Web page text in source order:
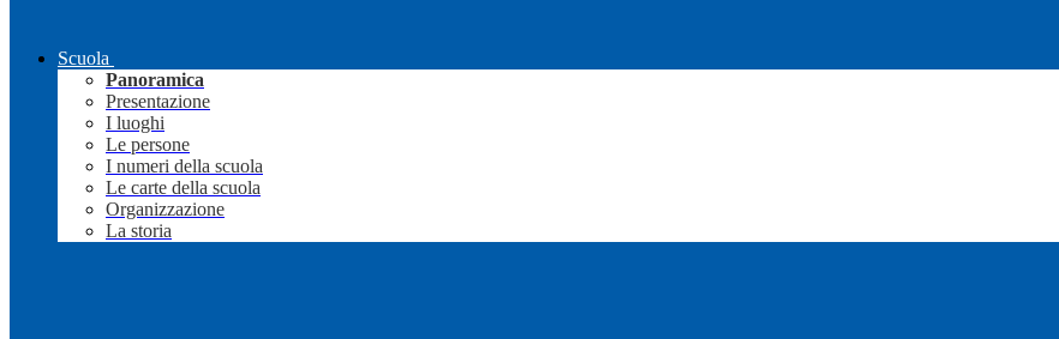
Scuola
Panoramica
Presentazione
I luoghi
Le persone
I numeri della scuola
Le carte della scuola
Organizzazione
La storia